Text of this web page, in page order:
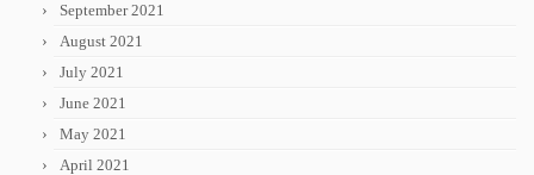
September 2021
August 2021
July 2021
June 2021
May 2021
April 2021